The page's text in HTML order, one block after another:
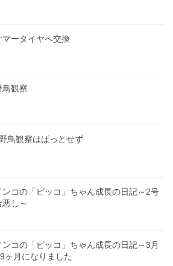
マータイヤへ交換
鳥観察
鳥観察はぱっとせず
ンコの「ピッコ」ちゃん成長の日記～2号
し～
ンコの「ピッコ」ちゃん成長の日記～3月
ヶ月になりました